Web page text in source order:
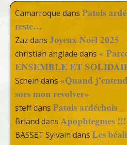
Camarroque dans Patois
reste…
Zaz dans Joyeux Noël 2025
christian anglade dans «
ENSEMBLE ET
Schein dans «Quand
sors mon revolver»
steffdans Patois ardéchois
Briand dans Apophtegmes !!!
BASSET Sylvain dans Les